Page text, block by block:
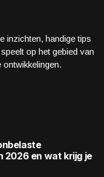
inzichten, handige tips
op het gebied van
ontwikkelingen.
2026 en wat krijg je